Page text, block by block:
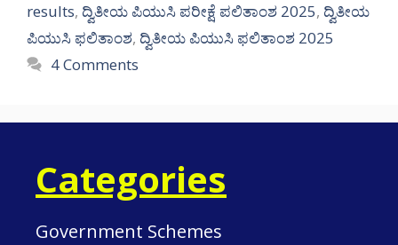
results, ದ್ವಿತೀಯ ಪಿಯುಸಿ ಪರೀಕ್ಷೆ ಪಲಿತಾಂಶ 2025, ದ್ವಿತೀಯ
ಪಿಯುಸಿ ಫಲಿತಾಂಶ, ದ್ವಿತೀಯ ಪಿಯುಸಿ ಫಲಿತಾಂಶ 2025
4 Comments
Categories
Government Schemes